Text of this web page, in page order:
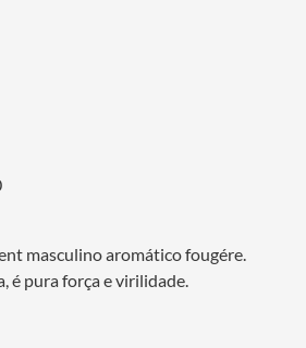
masculino aromático fougére.
é pura força e virilidade.